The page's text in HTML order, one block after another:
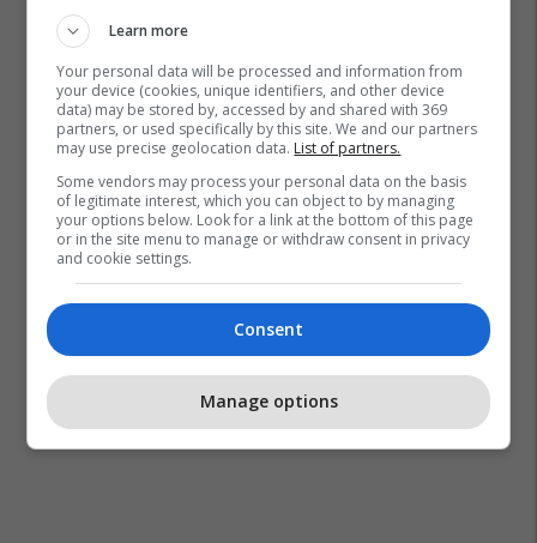
Learn more
Your personal data will be processed and information from
your device (cookies, unique identifiers, and other device
data) may be stored by, accessed by and shared with 369
partners, or used specifically by this site. We and our partners
may use precise geolocation data. List of partners.
Some vendors may process your personal data on the basis
of legitimate interest, which you can object to by managing
your options below. Look for a link at the bottom of this page
or in the site menu to manage or withdraw consent in privacy
and cookie settings.
Consent
Manage options